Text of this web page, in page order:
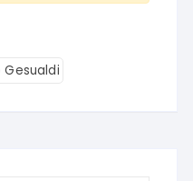
Gesualdi